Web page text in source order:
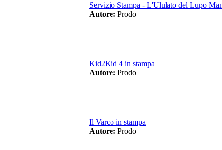
Servizio Stampa - L'Ululato del Lupo
Autore: Prodo
Kid2Kid 4 in stampa
Autore: Prodo
Il Varco in stampa
Autore: Prodo